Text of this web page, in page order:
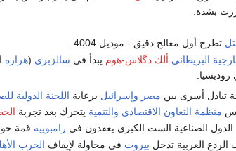
بشدة.
تطرح أول معالج دقيق - موديل 4004.
البريطاني ألك دگلاس-هوم يبدأ في سالزبري (هراره
تبادل أسرى بين مصر وإسرائيل برعاية اللجنة الدولية
منظمة التعاون الاقتصادي والتنمية يتحرك بعد تجربة
الدول الصناعية الست الكبرى يعقدون في رامبوييه قمة
الردع العربية تدخل بيروت في محاولة لإيقاف الحرب